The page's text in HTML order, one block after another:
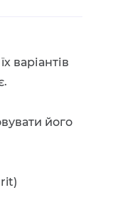
варіантів
його